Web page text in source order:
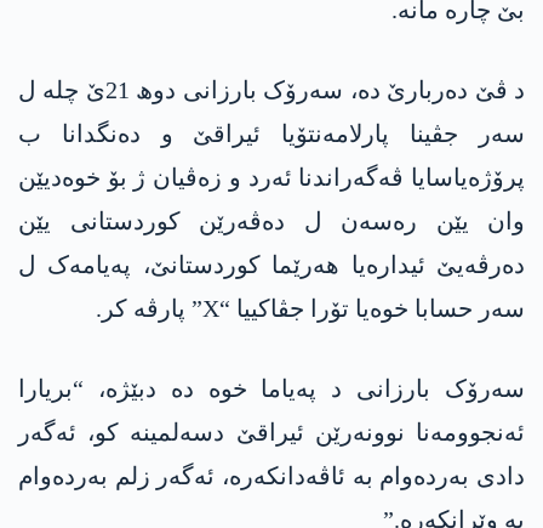
بێ چارە مانە.
د ڤێ دەربارێ دە، سەرۆک بارزانی دوھ 21ێ چلە ل
سەر جڤینا پارلامەنتۆیا ئیراقێ و دەنگدانا ب
پرۆژەیاسایا ڤەگەراندنا ئەرد و زەڤیان ژ بۆ خوەدیێن
وان یێن رەسەن ل دەڤەرێن کوردستانی یێن
دەرڤەیێ ئیدارەیا ھەرێما کوردستانێ، پەیامەک ل
سەر حسابا خوەیا تۆرا جڤاکییا “X” پارڤە کر.
سەرۆک بارزانی د پەیاما خوە دە دبێژە، “بریارا
ئەنجوومەنا نوونەرێن ئیراقێ دسەلمینە کو، ئەگەر
دادی بەردەوام بە ئاڤەدانکەرە، ئەگەر زلم بەردەوام
بە وێرانکەرە.”